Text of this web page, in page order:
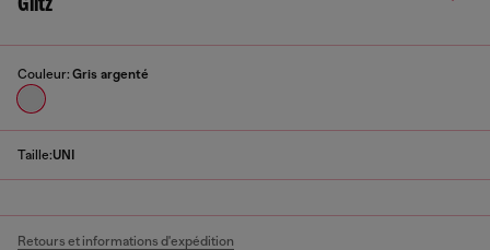
Couleur: Gris argenté
Taille:UNI
Retours et informations d'expédition